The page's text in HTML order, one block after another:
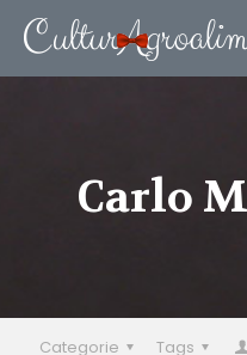
Carlo
Categorie Tags